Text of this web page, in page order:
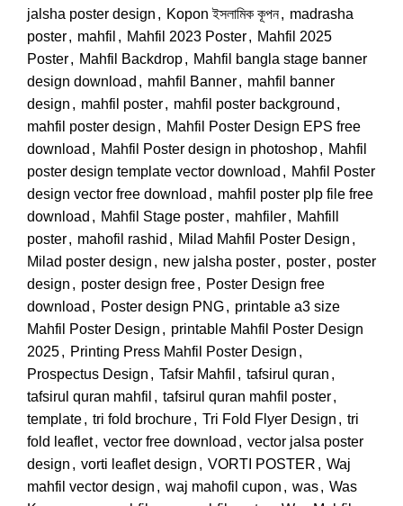
jalsha poster design , Kopon ইসলামিক কূপন, madrasha
poster, mahfil , Mahfil 2023 Poster, Mahfil 2025
Poster, Mahfil Backdrop, Mahfil bangla stage banner
design download , mahfil Banner, mahfil banner
design , mahfil poster, mahfil poster background ,
mahfil poster design , Mahfil Poster Design EPS free
download , Mahfil Poster design in photoshop, Mahfil
poster design template vector download , Mahfil Poster
design vector free download , mahfil poster plp file free
download , Mahfil Stage poster, mahfiler, Mahfill
poster, mahofil rashid , Milad Mahfil Poster Design ,
Milad poster design , new jalsha poster, poster, poster
design , poster design free, Poster Design free
download , Poster design PNG, printable a3 size
Mahfil Poster Design , printable Mahfil Poster Design
2025, Printing Press Mahfil Poster Design ,
Prospectus Design , Tafsir Mahfil , tafsirul quran ,
tafsirul quran mahfil , tafsirul quran mahfil poster,
template, tri fold brochure, Tri Fold Flyer Design , tri
fold leaflet, vector free download , vector jalsa poster
design , vorti leaflet design , VORTI POSTER , Waj
mahfil vector design , waj mahofil cupon , was, Was